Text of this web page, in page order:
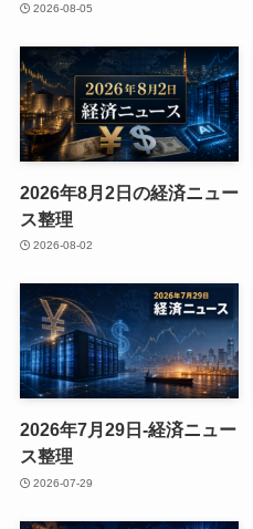
2026-08-05
2026年8月2日の経済ニュー
ス整理
2026-08-02
2026年7月29日-経済ニュー
ス整理
2026-07-29